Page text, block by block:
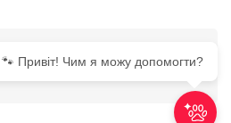
🐾 Привіт! Чим я можу допомогти?